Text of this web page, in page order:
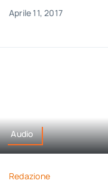
Aprile 11, 2017
Audio
Redazione